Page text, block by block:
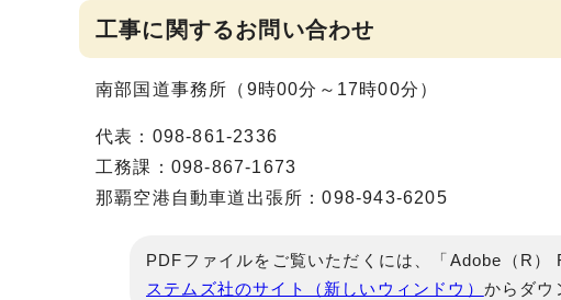
工事に関するお問い合わせ
南部国道事務所（9時00分～17時00分）
代表：098-861-2336
工務課：098-867-1673
那覇空港自動車道出張所：098-943-6205
PDFファイルをご覧いただくには、「Adobe（R
ステムズ社のサイト（新しいウィンドウ） からダウ